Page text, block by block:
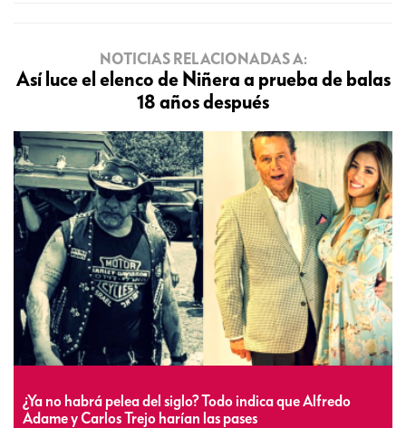
NOTICIAS RELACIONADAS A:
Así luce el elenco de Niñera a prueba de balas
18 años después
¿Ya no habrá pelea del siglo? Todo indica que Alfredo
Adame y Carlos Trejo harían las pases